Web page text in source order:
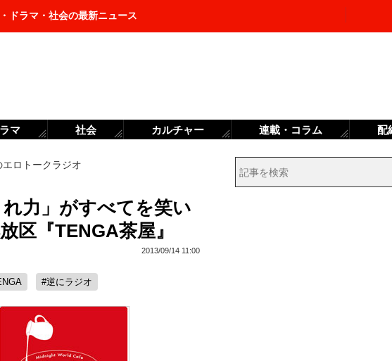
ドラマ・社会の最新ニュース
ロトークラジオ
力」がすべてを笑い
区『TENGA茶屋』
2013/09/14 11:00
#逆にラジオ
マ 社会 カルチャー 連載・コラム 配